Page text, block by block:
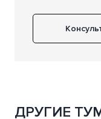
ДРУГИЕ